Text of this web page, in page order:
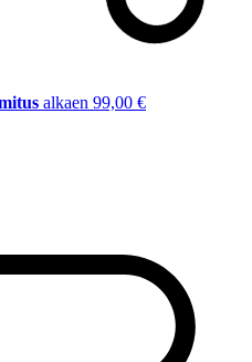
alkaen 99,00 €